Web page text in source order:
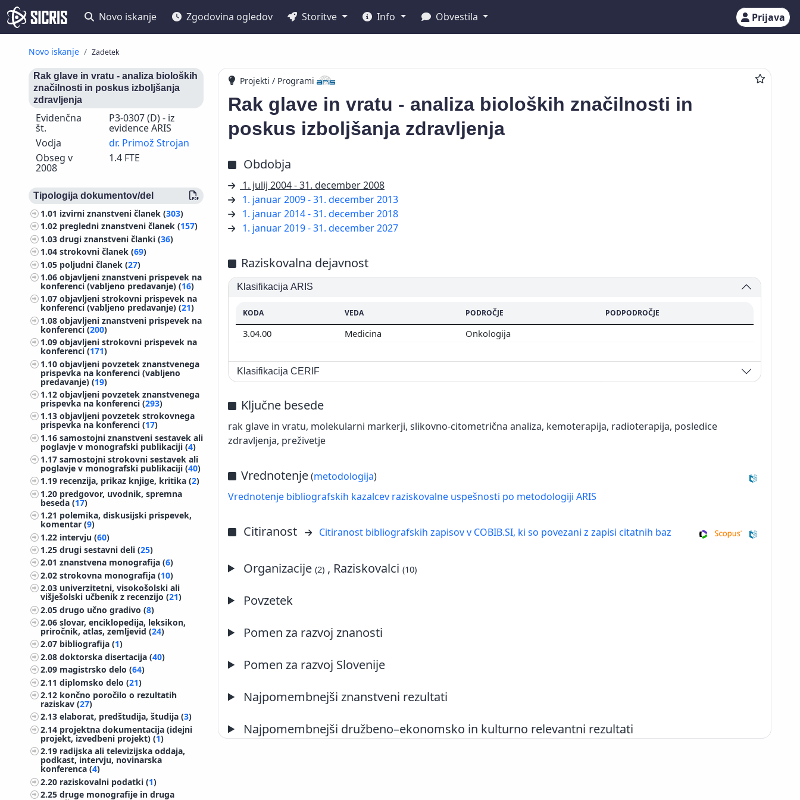
Novo iskanje Zgodovina ogledov Storitve Info Obvestila Prijava
Novo iskanje Zadetek
Rak glave in vratu - analiza bioloških
značilnosti in poskus izboljšanja
zdravljenja
Evidenčna
št.
P3-0307 (D) - iz
evidence ARIS
Vodja
dr. Primož Strojan
Obseg v
2008
1.4 FTE
Tipologija dokumentov/del
1.01 izvirni znanstveni članek (303)
1.02 pregledni znanstveni članek (157)
1.03drugi znanstveni članki (36)
1.04strokovni članek (69)
1.05 poljudni članek (27)
1.06objavljeni znanstveni prispevek na
konferenci (vabljeno predavanje) (16)
1.07objavljeni strokovni prispevek na
konferenci (vabljeno predavanje) (21)
1.08objavljeni znanstveni prispevek na
konferenci (200)
1.09objavljeni strokovni prispevek na
konferenci (171)
1.10objavljeni povzetek znanstvenega
prispevka na konferenci (vabljeno
predavanje) (19)
1.12objavljeni povzetek znanstvenega
prispevka na konferenci (293)
1.13objavljeni povzetek strokovnega
prispevka na konferenci (17)
1.16samostojni znanstveni sestavek ali
poglavje v monografski publikaciji (4)
1.17samostojni strokovni sestavek ali
poglavje v monografski publikaciji (40)
1.19 recenzija, prikaz knjige, kritika (2)
1.20 predgovor, uvodnik, spremna
beseda (17)
1.21 polemika, diskusijski prispevek,
komentar (9)
1.22 intervju (60)
1.25drugi sestavni deli (25)
2.01znanstvena monografija (6)
2.02strokovna monografija (10)
2.03 univerzitetni, visokošolski ali
višješolski učbenik z recenzijo (21)
2.05drugo učno gradivo (8)
2.06slovar, enciklopedija, leksikon,
priročnik, atlas, zemljevid (24)
2.07 bibliografija (1)
2.08doktorska disertacija (40)
2.09 magistrsko delo (64)
2.11diplomsko delo (21)
2.12 končno poročilo o rezultatih
raziskav (27)
2.13elaborat, predštudija, študija (3)
2.14 projektna dokumentacija (idejni
projekt, izvedbeni projekt) (1)
2.19 radijska ali televizijska oddaja,
podkast, intervju, novinarska
konferenca (4)
2.20 raziskovalni podatki (1)
2.25druge monografije in druga
Projekti / Programi
Rak glave in vratu - analiza bioloških značilnosti in
poskus izboljšanja zdravljenja
Obdobja
1. julij 2004 - 31. december 2008
1. januar 2009 - 31. december 2013
1. januar 2014 - 31. december 2018
1. januar 2019 - 31. december 2027
Raziskovalna dejavnost
Klasifikacija ARIS
KODA VEDA PODROČJE PODPODROČJE
3.04.00 Medicina Onkologija
Klasifikacija CERIF
Ključne besede
rak glave in vratu, molekularni markerji, slikovno-citometrična analiza, kemoterapija, radioterapija, posledice
zdravljenja, preživetje
Vrednotenje(metodologija)
Vrednotenje bibliografskih kazalcev raziskovalne uspešnosti po metodologiji ARIS
Citiranost Citiranost bibliografskih zapisov v COBIB.SI, ki so povezani z zapisi citatnih baz
Organizacije(2) , Raziskovalci(10)
Povzetek
Pomen za razvoj znanosti
Pomen za razvoj Slovenije
Najpomembnejši znanstveni rezultati
Najpomembnejši družbeno–ekonomsko in kulturno relevantni rezultati